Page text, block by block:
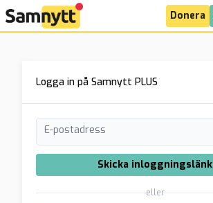
Donera
Logga in på Samnytt PLUS
E-postadress
Skicka inloggningslänk
eller